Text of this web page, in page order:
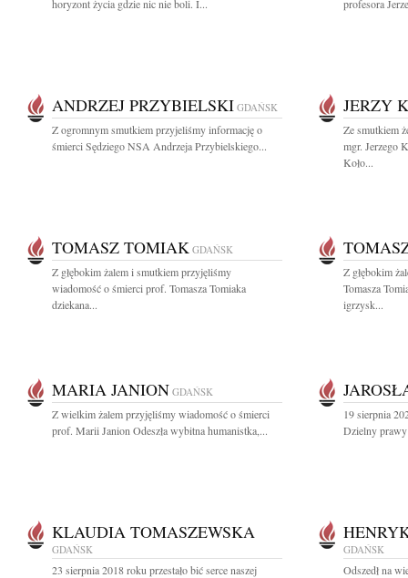
horyzont życia gdzie nic nie boli. I...
profesora
ANDRZEJ PRZYBIELSKI GDAŃSK
Z ogromnym smutkiem przyjeliśmy informację o
śmierci Sędziego NSA Andrzeja Przybielskiego...
JERZY
Ze smutkiem
mgr. Jerzego
Koło...
TOMASZ TOMIAK GDAŃSK
Z głębokim żalem i smutkiem przyjęliśmy
wiadomość o śmierci prof. Tomasza Tomiaka
dziekana...
Z głębokim
Tomasza
igrzysk...
MARIA JANION GDAŃSK
Z wielkim żalem przyjęliśmy wiadomość o śmierci
prof. Marii Janion Odeszła wybitna humanistka,...
19 sierpnia
Dzielny
KLAUDIA TOMASZEWSKA
GDAŃSK
23 sierpnia 2018 roku przestało bić serce naszej
GDAŃSK
Odszedł na